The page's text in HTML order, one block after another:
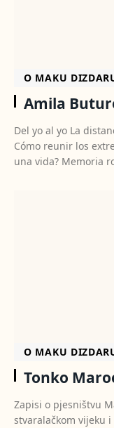
O MAKU
Amila
Del yo al yo La
Cómo reunir los
una vida? Memoria
O MAKU
Tonko
Zapisi o pjesništvu
stvaralačkom vijeku